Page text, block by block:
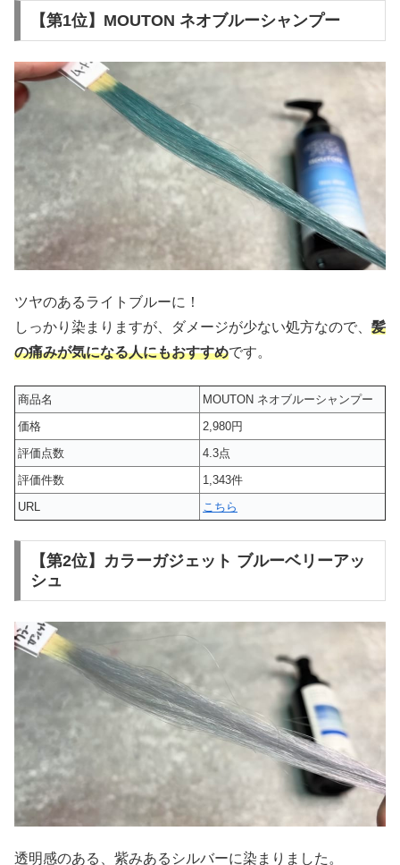
【第1位】MOUTON ネオブルーシャンプー
ツヤのあるライトブルーに！
しっかり染まりますが、ダメージが少ない処方なので、 髪
の痛みが気になる人にもおすすめです。
商品名
MOUTON ネオブルーシャンプー
価格
2,980円
評価点数
4.3点
評価件数
1,343件
URL
こちら
【第2位】カラーガジェット ブルーベリーアッ
シュ
透明感のある、紫みあるシルバーに染まりました。